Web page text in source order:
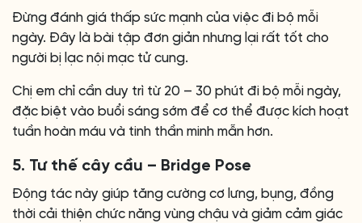
Đừng đánh giá thấp sức mạnh của việc đi bộ mỗi
ngày. Đây là bài tập đơn giản nhưng lại rất tốt cho
người bị lạc nội mạc tử cung.
Chị em chỉ cần duy trì từ 20 – 30 phút đi bộ mỗi ngày,
đặc biệt vào buổi sáng sớm để cơ thể được kích hoạt
tuần hoàn máu và tinh thần minh mẫn hơn.
5. Tư thế cây cầu – Bridge Pose
Động tác này giúp tăng cường cơ lưng, bụng, đồng
thời cải thiện chức năng vùng chậu và giảm cảm giác